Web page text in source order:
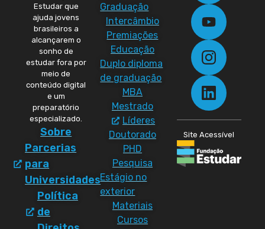
Estudar que
ajuda jovens
brasileiros a
alcançarem o
sonho de
estudar fora por
meio de
conteúdo digital
e um
preparatório
especializado.
Sobre
Parcerias
para
Universidades
Política
de
Graduação
Intercâmbio
Premiações
Educação
Duplo diploma
de graduação
MBA
Mestrado
Líderes
Doutorado
PHD
Pesquisa
Estágio no
exterior
Materiais
Cursos
Site Acessível